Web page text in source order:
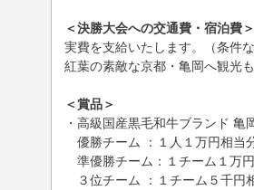
＜決勝大会への交通費・宿泊費＞
実費を支給いたします。（条件
紅葉の素敵な京都・亀岡へ観光
＜賞品＞
・高級国産黒毛和牛ブランド 亀
優勝チーム ：１人１万円相当
準優勝チーム：１チーム１万
３位チーム ：１チーム５千円